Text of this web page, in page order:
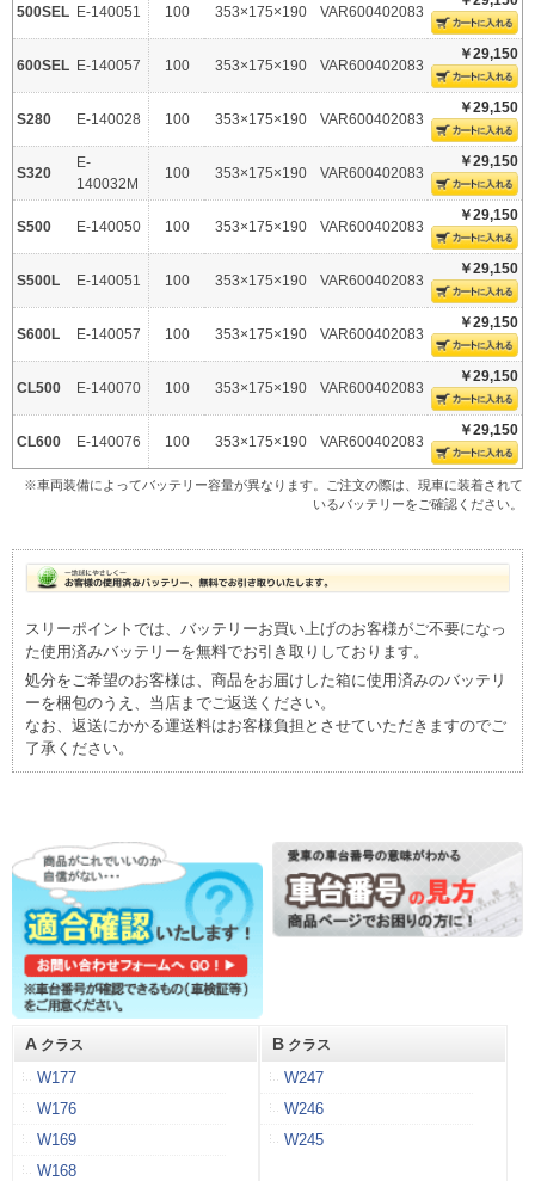
A クラス
W177
W176
W169
W168
B クラス
W247
W246
W245
500SEL E-140051 100 353×175×190 VAR600402083
600SEL E-140057 100 353×175×190 VAR600402083
￥29,150
S280 E-140028 100 353×175×190 VAR600402083
￥29,150
S320
E-
140032M
100 353×175×190 VAR600402083
￥29,150
S500 E-140050 100 353×175×190 VAR600402083
￥29,150
S500L E-140051 100 353×175×190 VAR600402083
￥29,150
S600L E-140057 100 353×175×190 VAR600402083
￥29,150
CL500 E-140070 100 353×175×190 VAR600402083
￥29,150
CL600 E-140076 100 353×175×190 VAR600402083
￥29,150
※車両装備によってバッテリー容量が異なります。ご注文の際は、現車に装着されて
いるバッテリーをご確認ください。
スリーポイントでは、バッテリーお買い上げのお客様がご不要になっ
た使用済みバッテリーを無料でお引き取りしております。
処分をご希望のお客様は、商品をお届けした箱に使用済みのバッテリ
ーを梱包のうえ、当店までご返送ください。
なお、返送にかかる運送料はお客様負担とさせていただきますのでご
了承ください。